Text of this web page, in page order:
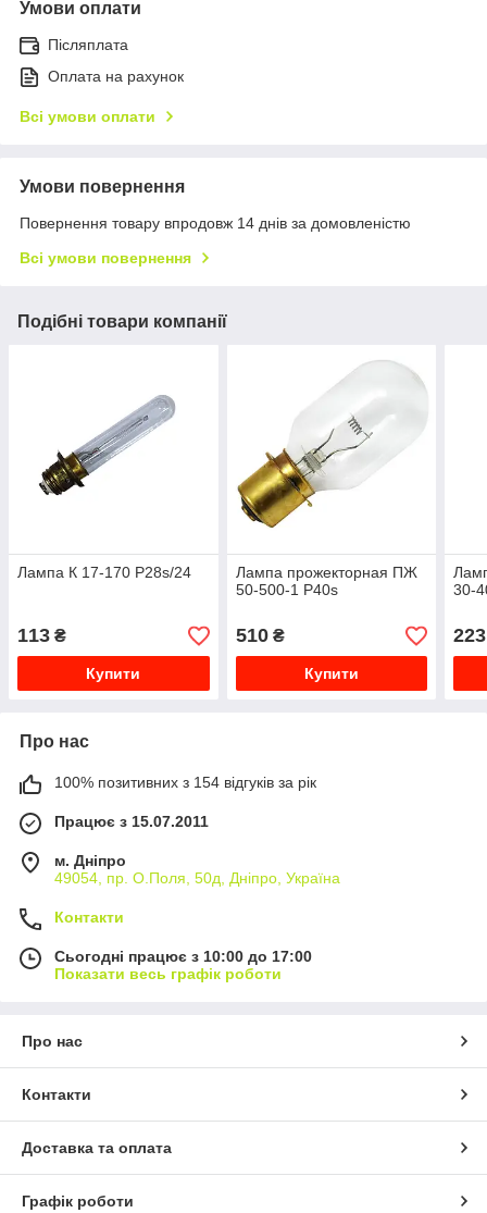
Умови оплати
Післяплата
Оплата на рахунок
Всі умови оплати
Умови повернення
Повернення товару впродовж 14 днів за домовленістю
Всі умови повернення
Подібні товари компанії
Лампа К 17-170 P28s/24
113 ₴
Купити
Лампа прожекторная ПЖ
50-500-1 Р40ѕ
510₴
Купити
30-
223
Про нас
100% позитивних з 154 відгуків за рік
Працює з 15.07.2011
м. Дніпро
49054, пр. О.Поля, 50д, Дніпро, Україна
Контакти
Сьогодні працює з 10:00 до 17:00
Показати весь графік роботи
Про нас
Контакти
Доставка та оплата
Графік роботи